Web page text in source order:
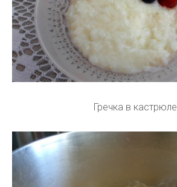
Гречка в кастрюле